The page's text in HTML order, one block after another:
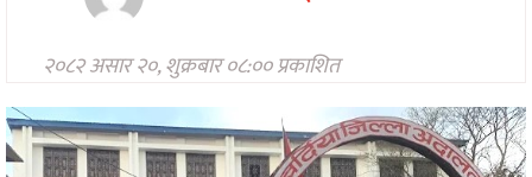
अन्तरवार्ता/
विचार
खेलकुद
थप
२०८२ असार २०, शुक्रबार ०८:०० प्रकाशित